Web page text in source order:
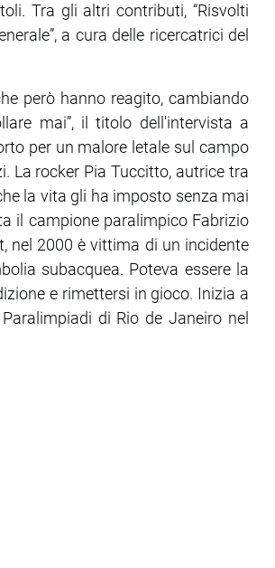
Tra gli altri contributi, “Risvolti
a cura delle ricercatrici del
però hanno reagito, cambiando
mai”, il titolo dell'intervista a
per un malore letale sul campo
La rocker Pia Tuccitto, autrice tra
la vita gli ha imposto senza mai
il campione paralimpico Fabrizio
nel 2000 è vittima di un incidente
subacquea. Poteva essere la
e rimettersi in gioco. Inizia a
di Rio de Janeiro nel